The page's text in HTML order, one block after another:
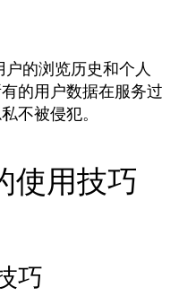
的浏览历史和个人
的用户数据在服务过
不被侵犯。
用技巧
巧